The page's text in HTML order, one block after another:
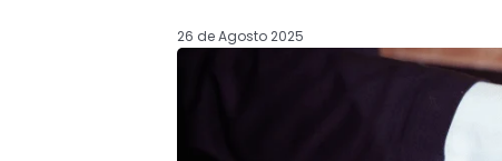
26 de Agosto 2025